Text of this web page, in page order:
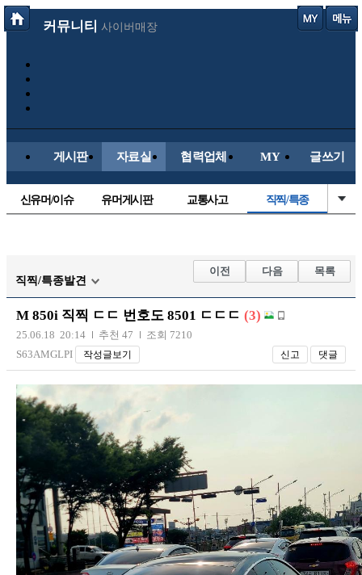
커뮤니티 사이버매장
게시판 자료실 협력업체 MY 글쓰기
신유머/이슈 유머게시판 교통사고 직찍/특종
자유사진 군사/무기
트럭/버스 항공/해운/철도
장착시공사진
직찍/특종발견
이전 다음 목록
M 850i 직찍 ㄷㄷ 번호도 8501 ㄷㄷㄷ (3)
25.06.18 20:14 추천 47
조회 7210
S63AMGLPI
작성글보기 신고 댓글